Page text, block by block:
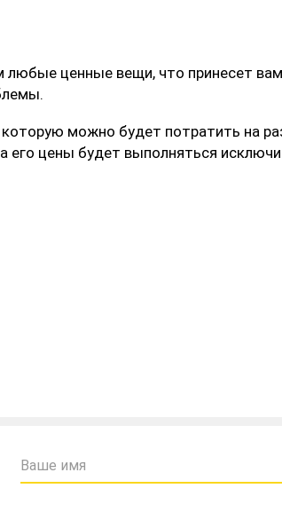
ценные вещи, что принесет
которую можно будет потратить на
его цены будет выполняться